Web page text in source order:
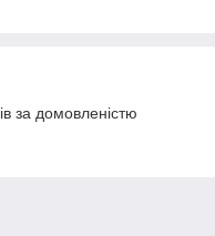
за домовленістю